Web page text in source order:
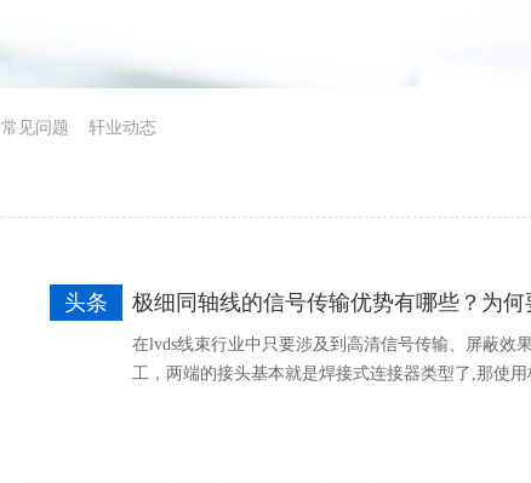
常见问题 轩业动态
极细同轴线的信号传输优势有哪些？为
头条
在lvds线束行业中只要涉及到高清信号传输、屏蔽效
工，两端的接头基本就是焊接式连接器类型了,那使